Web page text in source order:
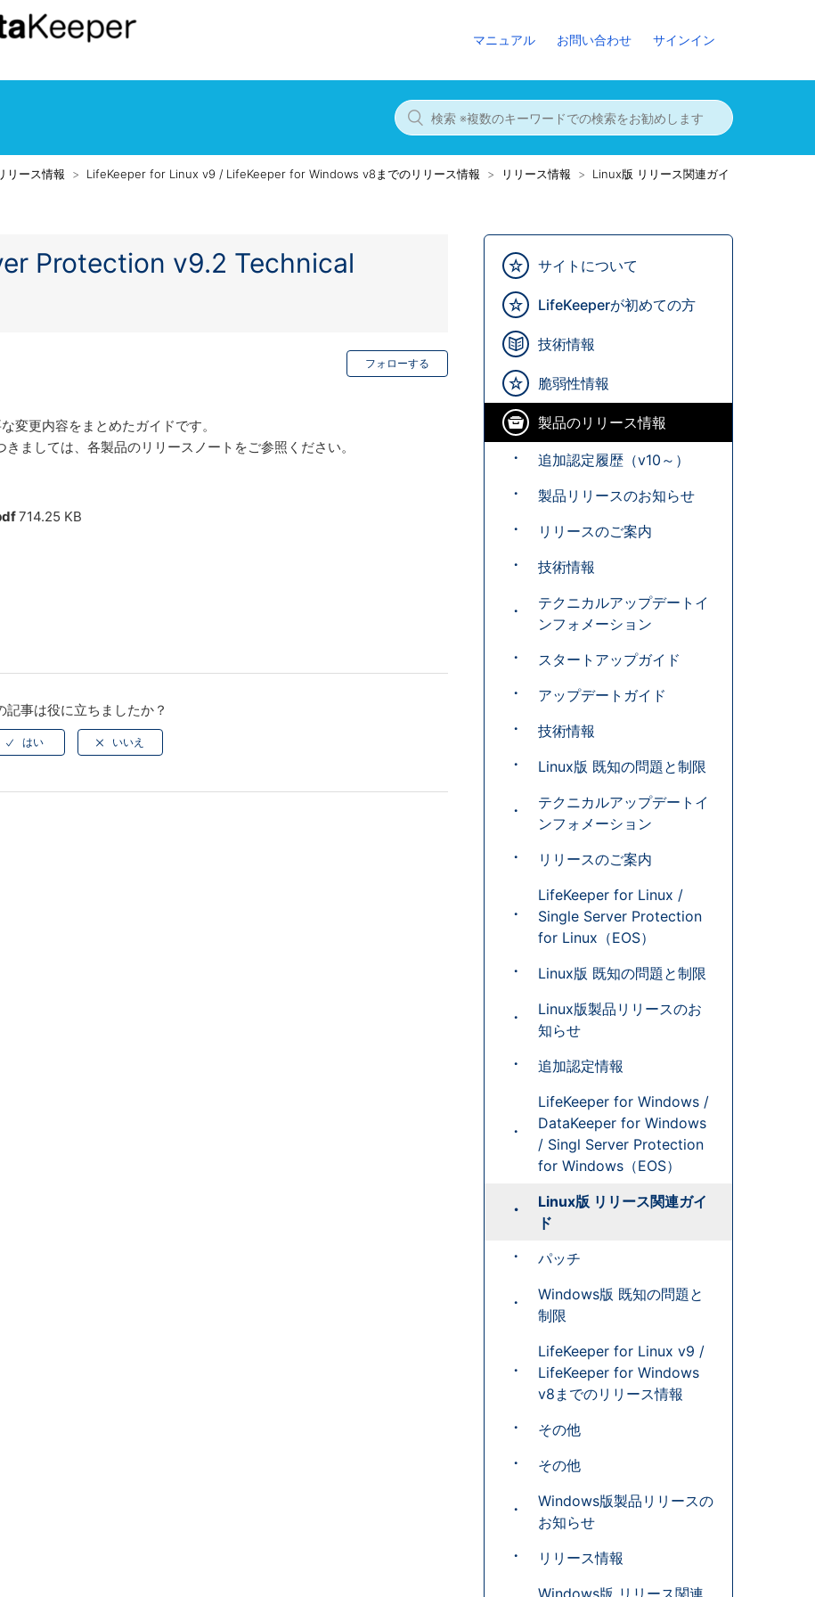
マニュアル お問い合わせ サインイン
リース情報 LifeKeeper for Linux v9 / LifeKeeper for Windows v8までのリリース情報 リリース情報
Linux版 リリース関連ガイ
サイトについて
LifeKeeperが初めての方
技術情報
脆弱性情報
製品のリリース情報
追加認定履歴（v10～）
製品リリースのお知らせ
リリースのご案内
技術情報
テクニカルアップデートイ
ンフォメーション
スタートアップガイド
アップデートガイド
技術情報
Linux版 既知の問題と制限
テクニカルアップデートイ
ンフォメーション
リリースのご案内
LifeKeeper for Linux /
Single Server Protection
for Linux（EOS）
Linux版 既知の問題と制限
Linux版製品リリースのお
知らせ
追加認定情報
LifeKeeper for Windows /
DataKeeper for Windows
/ Singl Server Protection
for Windows（EOS）
Linux版 リリース関連ガイ
ド
パッチ
Windows版 既知の問題と
制限
LifeKeeper for Linux v9 /
LifeKeeper for Windows
v8までのリリース情報
その他
その他
Windows版製品リリースの
お知らせ
リリース情報
Windows版 リリース関連
Protection v9.2 Technical
フォローする
更内容をまとめたガイドです。
ましては、各製品のリリースノートをご参照ください。
714.25 KB
記事は役に立ちましたか？